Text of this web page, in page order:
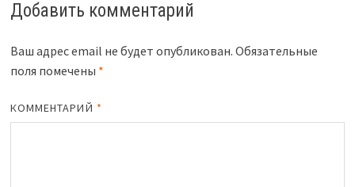
Добавить комментарий
Ваш адрес email не будет опубликован. Обязательные
поля помечены *
КОММЕНТАРИЙ *